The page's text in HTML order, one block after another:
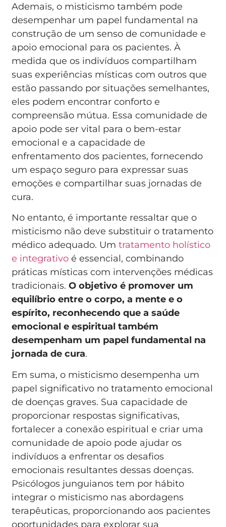
Ademais, o misticismo também pode
desempenhar um papel fundamental na
construção de um senso de comunidade e
apoio emocional para os pacientes. À
medida que os indivíduos compartilham
suas experiências místicas com outros que
estão passando por situações semelhantes,
eles podem encontrar conforto e
compreensão mútua. Essa comunidade de
apoio pode ser vital para o bem-estar
emocional e a capacidade de
enfrentamento dos pacientes, fornecendo
um espaço seguro para expressar suas
emoções e compartilhar suas jornadas de
cura.
No entanto, é importante ressaltar que o
misticismo não deve substituir o tratamento
médico adequado. Umtratamento holístico
e integrativo é essencial, combinando
práticas místicas com intervenções médicas
tradicionais.O objetivo é promover um
equilíbrio entre o corpo, a mente e o
espírito, reconhecendo que a saúde
emocional e espiritual também
desempenham um papel fundamental na
jornada de cura.
Em suma, o misticismo desempenha um
papel significativo no tratamento emocional
de doenças graves. Sua capacidade de
proporcionar respostas significativas,
fortalecer a conexão espiritual e criar uma
comunidade de apoio pode ajudar os
indivíduos a enfrentar os desafios
emocionais resultantes dessas doenças.
Psicólogos junguianos tem por hábito
integrar o misticismo nas abordagens
terapêuticas, proporcionando aos pacientes
oportunidades para explorar sua